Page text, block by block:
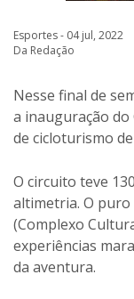
Esportes - 04 jul, 2022
Da Redação
Nesse final de
a inauguração do
de cicloturismo
O circuito teve
altimetria. O
(Complexo
experiências
da aventura.